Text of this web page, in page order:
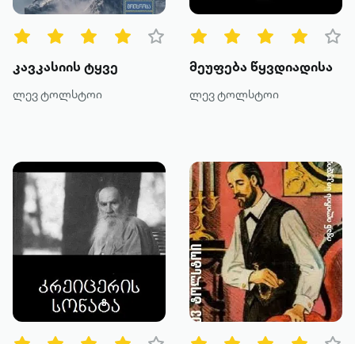
კავკასიის ტყვე
ლევ ტოლსტოი
მეუფება წყვდიადისა
ლევ ტოლსტოი